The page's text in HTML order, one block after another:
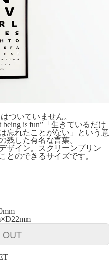
ついていません。
being is fun”「生きているだけ
忘れたことがない」という意
残した有名な言葉。
ザイン。スクリーンプリン
とのできるサイズです。
OUT